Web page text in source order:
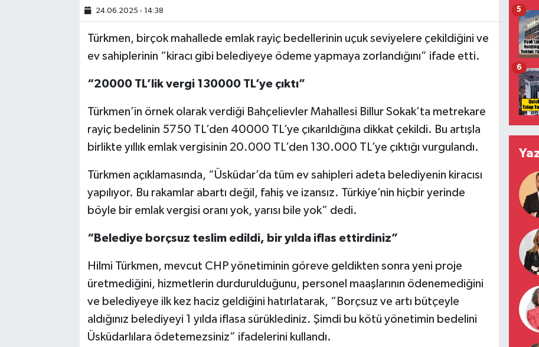
24.06.2025 - 14:38
Türkmen, birçok mahallede emlak rayiç bedellerinin uçuk seviyelere çekildiğini ve
ev sahiplerinin “kiracı gibi belediyeye ödeme yapmaya zorlandığını” ifade etti.
“20000 TL’lik vergi 130000 TL’ye çıktı”
Türkmen’in örnek olarak verdiği Bahçelievler Mahallesi Billur Sokak’ta metrekare
rayiç bedelinin 5750 TL’den 40000 TL’ye çıkarıldığına dikkat çekildi. Bu artışla
birlikte yıllık emlak vergisinin 20.000 TL’den 130.000 TL’ye çıktığı vurgulandı.
Türkmen açıklamasında, “Üsküdar’da tüm ev sahipleri adeta belediyenin kiracısı
yapılıyor. Bu rakamlar abartı değil, fahiş ve izansız. Türkiye’nin hiçbir yerinde
böyle bir emlak vergisi oranı yok, yarısı bile yok” dedi.
“Belediye borçsuz teslim edildi, bir yılda iflas ettirdiniz”
Hilmi Türkmen, mevcut CHP yönetiminin göreve geldikten sonra yeni proje
üretmediğini, hizmetlerin durdurulduğunu, personel maaşlarının ödenemediğini
ve belediyeye ilk kez haciz geldiğini hatırlatarak, “Borçsuz ve artı bütçeyle
aldığınız belediyeyi 1 yılda iflasa sürüklediniz. Şimdi bu kötü yönetimin bedelini
Üsküdarlılara ödetemezsiniz” ifadelerini kullandı.
5
6